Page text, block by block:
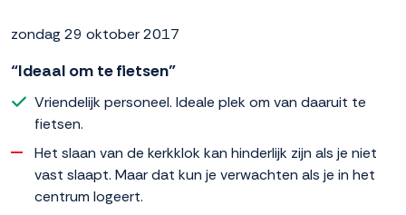
zondag 29 oktober 2017
“Ideaal om te fietsen”
Vriendelijk personeel. Ideale plek om van daaruit te
fietsen.
Het slaan van de kerkklok kan hinderlijk zijn als je niet
vast slaapt. Maar dat kun je verwachten als je in het
centrum logeert.